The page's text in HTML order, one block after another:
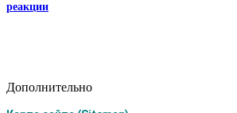
реакции
Дополнительно